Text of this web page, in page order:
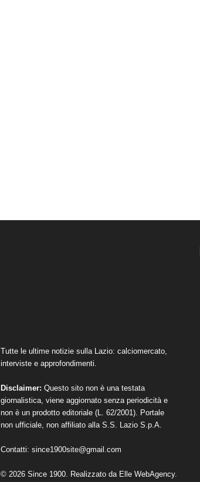
Tutte le ultime notizie sulla Lazio: calciomercato,
interviste e approfondimenti.
Disclaimer: Questo sito non è una testata
giornalistica, viene aggiornato senza periodicità e
non è un prodotto editoriale (L. 62/2001). Portale
non ufficiale, non affiliato alla S.S. Lazio S.p.A.
Contatti: since1900site@gmail.com
© 2026 Since 1900. Realizzato da Elle WebAgency.